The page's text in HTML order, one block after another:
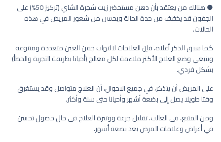
● هنالك من يعتقد بأن دهن مستحضر زيت شجرة الشاي (تركيز 50%) على
الجفون قد يخفف من حدة الحالة ويحسن من شعور المريض في هذه
الحالات.
كما سبق الذكر أعلاه، فإن العلاجات لالتهاب جفن العين متعددة ومتنوعة
وينبغي وضع العلاج الأكثر ملاءمة لكل معالج (أحيانا بطريقة التجربة والخطأ)
بشكل فردي.
على المريض أن يتذكر، في جميع الاحوال، أن العلاج متواصل وقد يستغرق
وقتا طويلا يصل إلى بضعة أشهر وأحيانا حتى سنة وأكثر.
ومن المتبع، في الغالب، تقليل جرعة ووتيرة العلاج في حال حصول تحسن
في أعراض وعلامات المرض بعد بضعة أشهر.